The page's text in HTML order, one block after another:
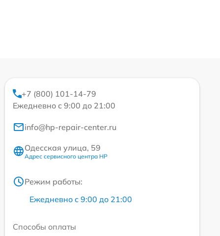
+7 (800) 101-14-79
Ежедневно с 9:00 до 21:00
info@hp-repair-center.ru
Одесская улица, 59
Адрес сервисного центра HP
Режим работы:
Ежедневно с 9:00 до 21:00
Способы оплаты